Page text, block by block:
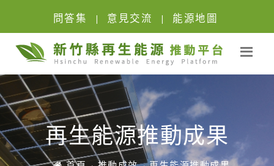
問答集 | 意見交流 | 能源地圖
再生能源推動成果